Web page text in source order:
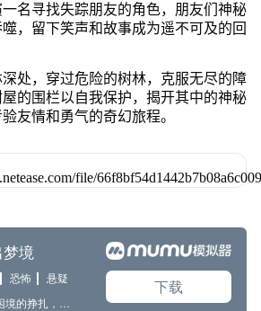
名寻找失踪朋友的角色，朋友们神秘
，留下笑声和故事成为遥不可及的回
处，穿过危险的树林，克服无尽的障
的围栏以自我保护，揭开其中的神秘
友情和勇气的奇幻旅程。